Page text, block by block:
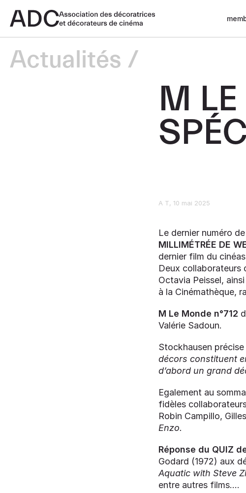
Actualités
M
A T 10 mai 2025
Le dernier numéro de
MILLIMÉTRÉE DE
dernier film du
Deux collaborateurs
Octavia Peissel,
à la Cinémathèque,
M Le Monde n°712
Valérie Sadoun.
Stockhausen
décors constituent
d’abord un grand
Egalement au
fidèles
Robin Campillo,
Enzo.
Réponse du QUIZ
Godard (1972) aux
Aquatic with Steve
entre autres films....